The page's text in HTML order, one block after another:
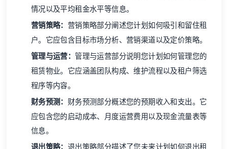
情况以及平均租金水平等信息。
营销策略： 营销策略部分阐述您计划如何吸引和留住租
户。它应包含目标市场分析、营销渠道以及定价策略。
管理与运营：管理与运营部分说明您计划如何管理您的
租赁物业。它应涵盖团队构成、维护流程以及租户筛选
程序等内容。
财务预测： 财务预测部分概述您的预期收入和支出。它
应包含您的启动成本、月度运营费用以及现金流量表等
信息。
退出策略： 退出策略部分描述了您未来计划如何退出租